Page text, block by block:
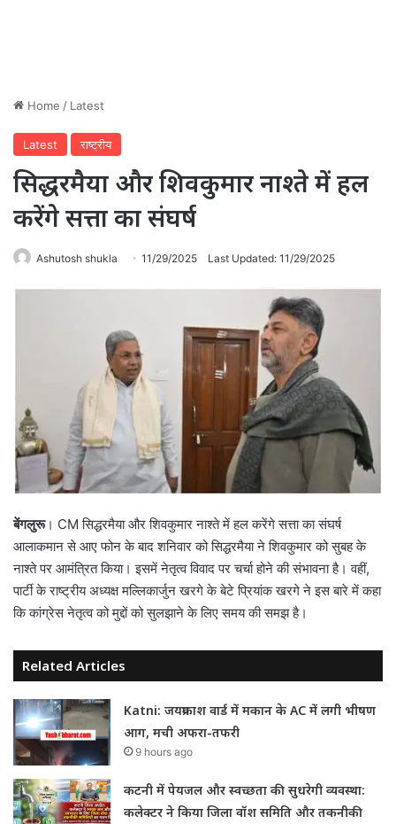
Home / Latest
Latest राष्ट्रीय
सिद्धरमैया और शिवकुमार नाश्ते में हल
करेंगे सत्ता का संघर्ष
Ashutosh shukla 11/29/2025 Last Updated: 11/29/2025
बेंगलुरू। CM सिद्धरमैया और शिवकुमार नाश्ते में हल करेंगे सत्ता का संघर्ष
आलाकमान से आए फोन के बाद शनिवार को सिद्धरमैया ने शिवकुमार को सुबह के
नाश्ते पर आमंत्रित किया। इसमें नेतृत्व विवाद पर चर्चा होने की संभावना है। वहीं,
पार्टी के राष्ट्रीय अध्यक्ष मल्लिकार्जुन खरगे के बेटे प्रियांक खरगे ने इस बारे में कहा
कि कांग्रेस नेतृत्व को मुद्दों को सुलझाने के लिए समय की समझ है।
Related Articles
Katni: जयप्रकाश वार्ड में मकान के AC में लगी भीषण
आग, मची अफरा-तफरी
9 hours ago
कटनी में पेयजल और स्वच्छता की सुधरेगी व्यवस्था:
कलेक्टर ने किया जिला वॉश समिति और तकनीकी